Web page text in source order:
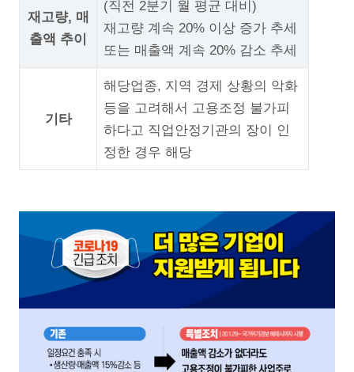
재고량, 매
출액 추이
(직전 2분기 월 평균 대비)
재고량 계속 20% 이상 증가 추세
또는 매출액 계속 20% 감소 추세
기타
해당업종, 지역 경제 상황의 악화
등을 고려해서 고용조정 불가피
하다고 직업안정기관의 장이 인
정한 경우 해당